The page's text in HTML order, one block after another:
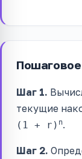
Шаг 1.
текущие
(1 + r) n.
Шаг 2.